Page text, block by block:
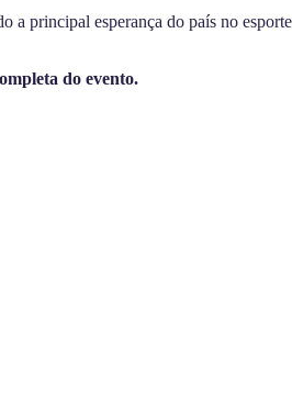
principal esperança do país no
do evento.